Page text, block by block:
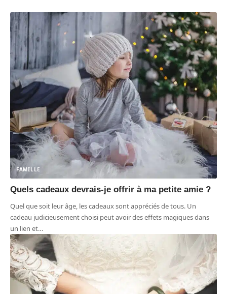
FAMILLE
Quels cadeaux devrais-je offrir à ma petite amie ?
Quel que soit leur âge, les cadeaux sont appréciés de tous. Un
cadeau judicieusement choisi peut avoir des effets magiques dans
un lien et…